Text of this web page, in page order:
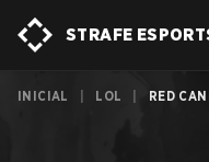
STRAFE
INICIAL LOL RED